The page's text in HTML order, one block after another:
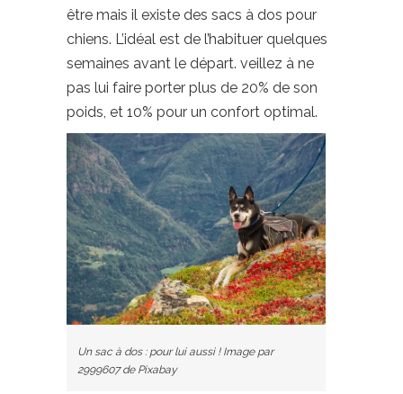
être mais il existe des sacs à dos pour
chiens. L’idéal est de l’habituer quelques
semaines avant le départ. veillez à ne
pas lui faire porter plus de 20% de son
poids, et 10% pour un confort optimal.
Un sac à dos : pour lui aussi ! Image par
2999607 de Pixabay